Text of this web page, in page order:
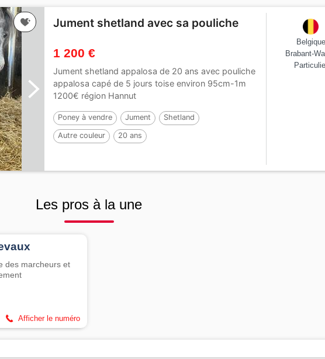
Jument shetland avec sa pouliche
1 200 €
Jument shetland appalosa de 20 ans avec pouliche
appalosa capé de 5 jours toise environ 95cm-1m
1200€ région Hannut
Poney à vendre Jument Shetland
Autre couleur 20 ans
Belgique
Brabant-
Les pros à la une
des marcheurs et
Afficher le numéro